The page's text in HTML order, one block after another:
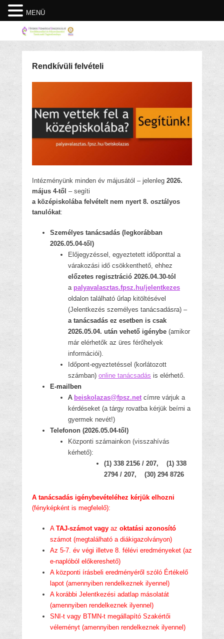
Rendkívüli felvételi
Intézményünk minden év májusától – jelenleg 2026.
május 4-től – segíti
a középiskolába felvételt nem nyert 8. osztályos
tanulókat:
Személyes tanácsadás (legkorábban
2026.05.04-től)
Előjegyzéssel, egyeztetett időponttal a
várakozási idő csökkenthető, ehhez
előzetes regisztráció 2026.04.30-tól
a palyavalasztas.fpsz.hu/jelentkezes
oldalon található űrlap kitöltésével
(Jelentkezés személyes tanácsadásra) –
a tanácsadás ez esetben is csak
2026.05.04. után vehető igénybe (amikor
már elérhetők az üres férőhelyek
információi).
Időpont-egyeztetéssel (korlátozott
számban) online tanácsadás is elérhető.
E-mailben
A beiskolazas@fpsz.netcímre várjuk a
kérdéseket (a tárgy rovatba kérjük beírni a
gyermek nevét!)
Telefonon (2026.05.04-től)
Központi számainkon (visszahívás
kérhető):
(1) 338 2156 / 207, (1) 338
2794 / 207, (30) 294 8726
A tanácsadás igénybevételéhez kérjük elhozni
(fényképként is megfelelő):
A TAJ-számot vagy az oktatási azonosító
számot (megtalálható a diákigazolványon)
Az 5-7. év végi illetve 8. félévi eredményeket (az
e-naplóból előkereshető)
A központi írásbeli eredményéről szóló Értékelő
lapot (amennyiben rendelkeznek ilyennel)
A korábbi Jelentkezési adatlap másolatát
(amennyiben rendelkeznek ilyennel)
SNI-t vagy BTMN-t megállapító Szakértői
véleményt (amennyiben rendelkeznek ilyennel)
MENÜ